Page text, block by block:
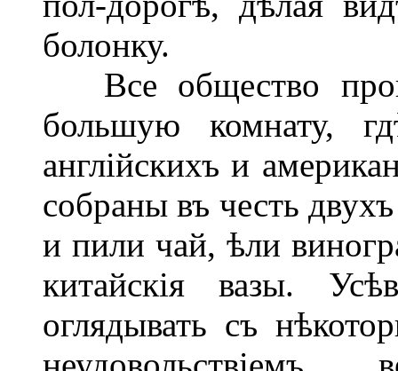
болонку.
Все общество
большую комнату,
англійскихъ и
собраны въ честь
и пили чай, ѣли
китайскія вазы.
оглядывать съ